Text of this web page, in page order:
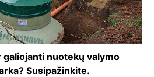
nuotekų valymo
Susipažinkite.